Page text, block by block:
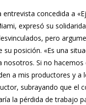
entrevista concedida a
expresó su
pero
su posición. «Es una
nosotros. Si no hacemos
a mis productores y a
subrayando que el
la pérdida de trabajo